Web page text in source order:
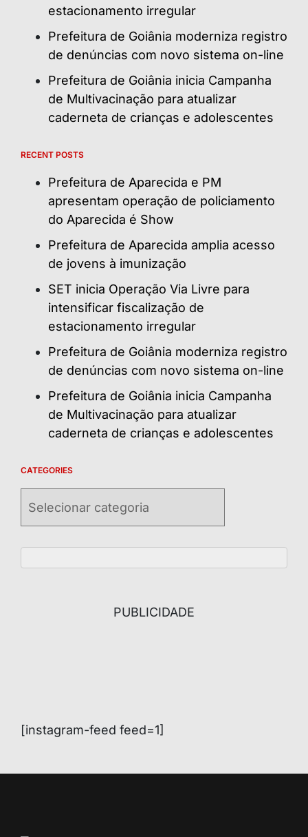
estacionamento irregular
Prefeitura de Goiânia moderniza registro
de denúncias com novo sistema on-line
Prefeitura de Goiânia inicia Campanha
de Multivacinação para atualizar
caderneta de crianças e adolescentes
RECENT POSTS
Prefeitura de Aparecida e PM
apresentam operação de policiamento
do Aparecida é Show
Prefeitura de Aparecida amplia acesso
de jovens à imunização
SET inicia Operação Via Livre para
intensificar fiscalização de
estacionamento irregular
Prefeitura de Goiânia moderniza registro
de denúncias com novo sistema on-line
Prefeitura de Goiânia inicia Campanha
de Multivacinação para atualizar
caderneta de crianças e adolescentes
CATEGORIES
PUBLICIDADE
[instagram-feed feed=1]